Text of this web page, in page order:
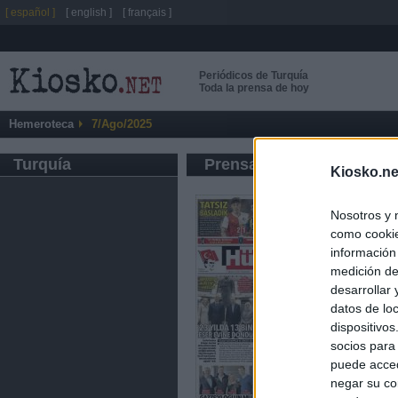
Nosotros y
como
medición
desarrollar
datos de
socios
puede
negar su
Periódicos de Turquía
Toda la prensa de hoy
Hemeroteca 7/Ago/2025
Turquía Prensa de Información
[ español ] [ english ] [ français ]